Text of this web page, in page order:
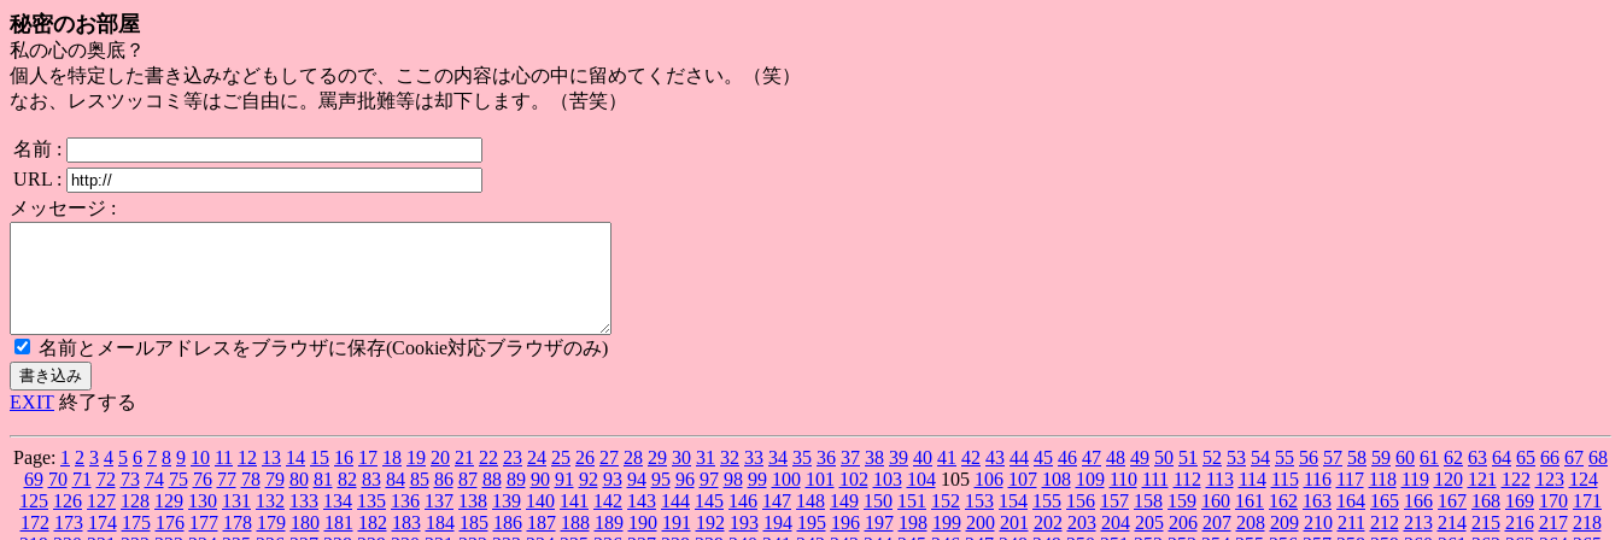
秘密のお部屋
私の心の奥底？
個人を特定した書き込みなどもしてるので、ここの内容は心の中に留めてください。（笑）
なお、レスツッコミ等はご自由に。罵声批難等は却下します。（苦笑）
名前 :
URL :
メッセージ :
名前とメールアドレスをブラウザに保存(Cookie対応ブラウザのみ)
EXIT 終了する
Page: 1 2 3 4 5 6 7 8 9 10 11 12 13 14 15 16 17 18 19 20 21 22 23 24 25 26 27 28 29 30 31 32 33 34 35 36 37 38 39 40 41 42 43 44 45 46 47 48 49 50 51 52 53 54 55 56 57 58 59 60 61 62 63 64 65 66 67 68
69 70 71 72 73 74 75 76 77 78 79 80 81 82 83 84 85 86 87 88 89 90 91 92 93 94 95 96 97 98 99 100 101 102 103 104 105 106 107 108 109 110 111 112 113 114 115 116 117 118 119 120 121 122 123 124
125 126 127 128 129 130 131 132 133 134 135 136 137 138 139 140 141 142 143 144 145 146 147 148 149 150 151 152 153 154 155 156 157 158 159 160 161 162 163 164 165 166 167 168 169 170 171
172 173 174 175 176 177 178 179 180 181 182 183 184 185 186 187 188 189 190 191 192 193 194 195 196 197 198 199 200 201 202 203 204 205 206 207 208 209 210 211 212 213 214 215 216 217 218